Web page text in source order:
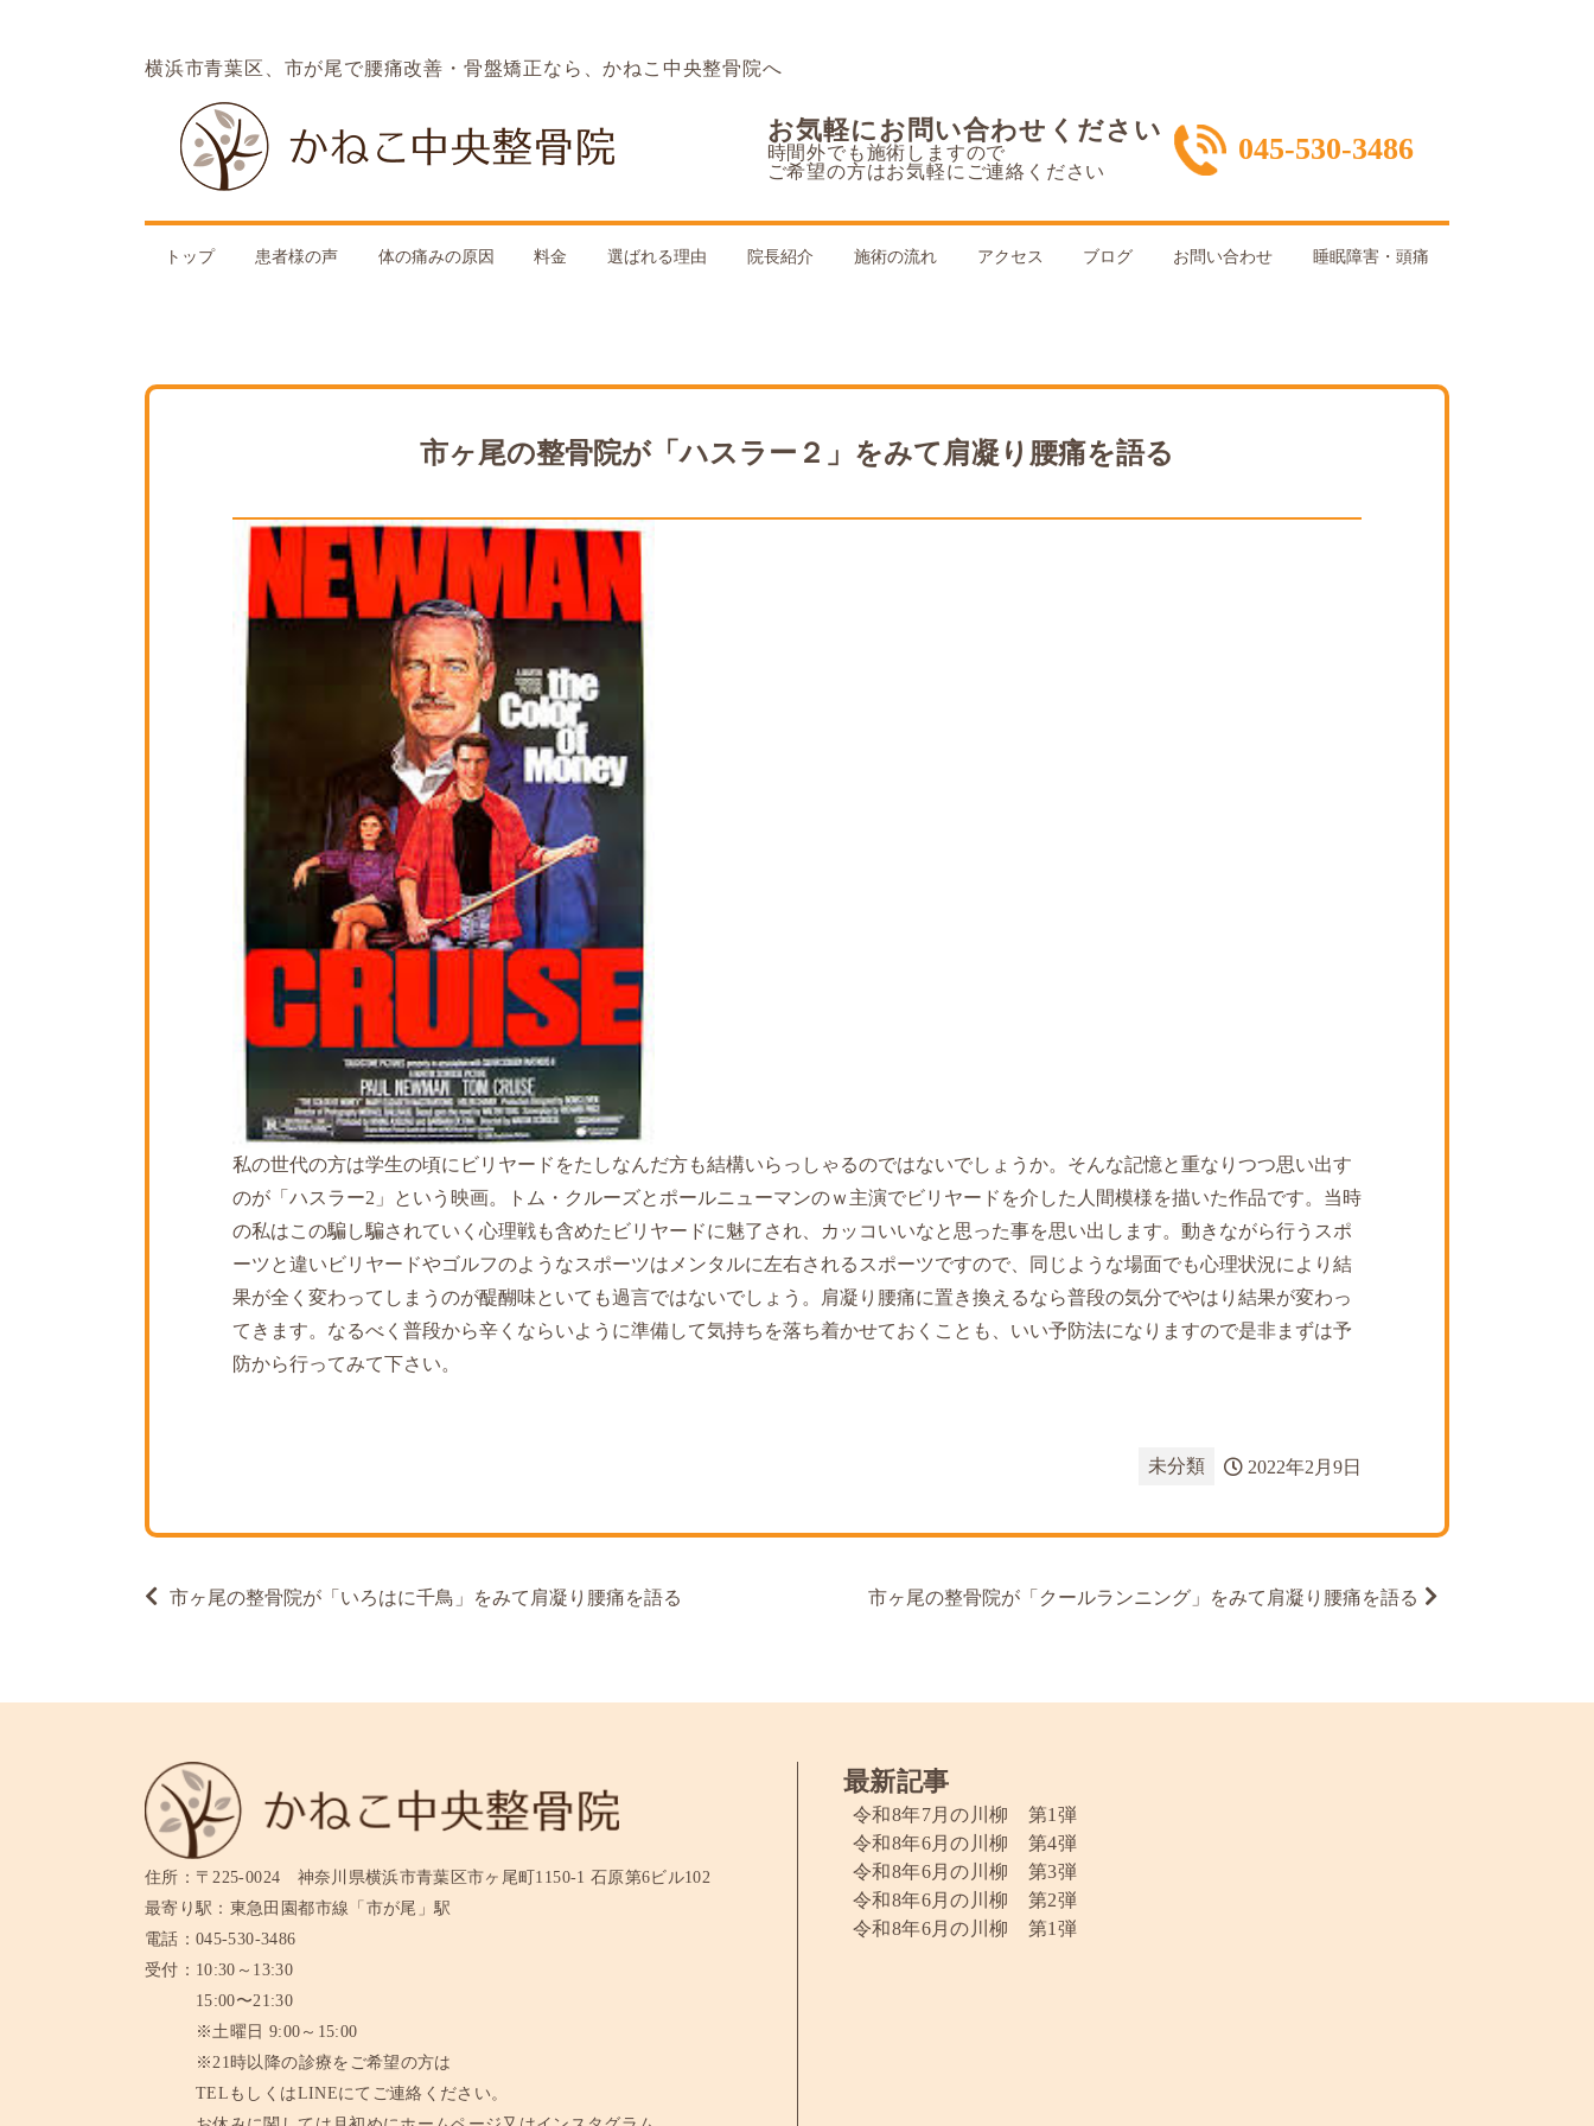
横浜市青葉区、市が尾で腰痛改善・骨盤矯正なら、かねこ中央整骨院へ
お気軽にお問い合わせください
時間外でも施術しますので
ご希望の方はお気軽にご連絡ください
045-530-3486
トップ 患者様の声 体の痛みの原因 料金 選ばれる理由 院長紹介 施術の流れ アクセス ブログ お問い合わせ 睡眠障害・頭痛
市ヶ尾の整骨院が「ハスラー２」をみて肩凝り腰痛を語る
私の世代の方は学生の頃にビリヤードをたしなんだ方も結構いらっしゃるのではないでしょうか。そんな記憶と重なりつつ思い出す
のが「ハスラー2」という映画。トム・クルーズとポールニューマンのｗ主演でビリヤードを介した人間模様を描いた作品です。当時
の私はこの騙し騙されていく心理戦も含めたビリヤードに魅了され、カッコいいなと思った事を思い出します。動きながら行うスポ
ーツと違いビリヤードやゴルフのようなスポーツはメンタルに左右されるスポーツですので、同じような場面でも心理状況により結
果が全く変わってしまうのが醍醐味といても過言ではないでしょう。肩凝り腰痛に置き換えるなら普段の気分でやはり結果が変わっ
てきます。なるべく普段から辛くならいように準備して気持ちを落ち着かせておくことも、いい予防法になりますので是非まずは予
防から行ってみて下さい。
未分類 2022年2月9日
投
稿
シ
市ヶ尾の整骨院が「いろはに千鳥」をみて肩凝り腰痛を語る 市ヶ尾の整骨院が「クールランニング」をみて肩凝り腰痛を語る
住所： 〒225-0024 神奈川県横浜市青葉区市ヶ尾町1150-1 石原第6ビル102
最寄り駅： 東急田園都市線「市が尾」駅
電話：045-530-3486
受付： 10:30～13:30
15:00〜21:30
※土曜日 9:00～15:00
※21時以降の診療をご希望の方は
TELもしくはLINEにてご連絡ください。
最新記事
令和8年7月の川柳 第1弾
令和8年6月の川柳 第4弾
令和8年6月の川柳 第3弾
令和8年6月の川柳 第2弾
令和8年6月の川柳 第1弾